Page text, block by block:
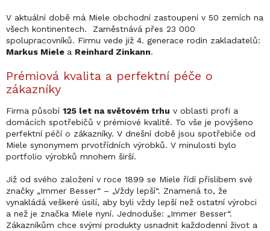
V aktuální době má Miele obchodní zastoupení v 50 zemích na
všech kontinentech. Zaměstnává přes 23 000
spolupracovníků. Firmu vede již 4. generace rodin zakladatelů:
Markus Miele a Reinhard Zinkann.
Prémiová kvalita a perfektní péče o
zákazníky
Firma působí 125 let na světovém trhu v oblasti profi a
domácích spotřebičů v prémiové kvalitě. To vše je povýšeno
perfektní péčí o zákazníky. V dnešní době jsou spotřebiče od
Miele synonymem prvotřídních výrobků. V minulosti bylo
portfolio výrobků mnohem širší.
Již od svého založení v roce 1899 se Miele řídí příslibem své
značky „Immer Besser“ – „Vždy lepší“. Znamená to, že
vynakládá veškeré úsilí, aby byli vždy lepší než ostatní výrobci
a než je značka Miele nyní. Jednoduše: „Immer Besser“.
Zákazníkům chce svými produkty usnadnit každodenní život a